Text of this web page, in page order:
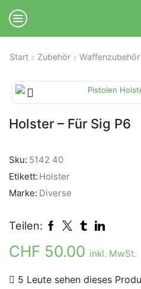
Start Zubehör Waffenzubehör
Holster – Für Sig P6
Sku: 5142 40
Etikett: Holster
Marke: Diverse
Teilen:
CHF 50.00 inkl. MwSt.
5 Leute sehen dieses